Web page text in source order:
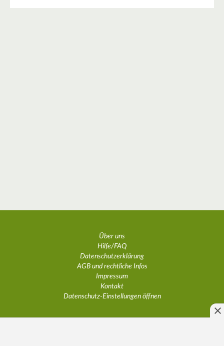
Über uns
Hilfe/FAQ
Datenschutzerklärung
AGB und rechtliche Infos
Impressum
Kontakt
Datenschutz-Einstellungen öffnen